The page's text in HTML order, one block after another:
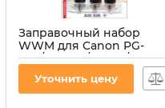
Заправочный набор
WWM для Canon PG-
440/PG-445/PG-46/PG-84
(3шт x 20мл) 3шт x 20мл
Black пигментные
(IR3.C45/BP)
Уточнить цену